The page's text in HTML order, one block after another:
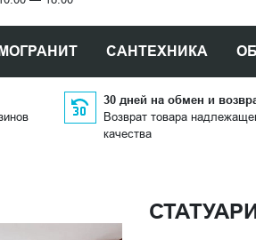
САНТЕХНИКА
30 дней на обмен и
Возврат товара
качества